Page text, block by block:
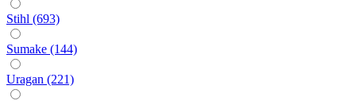
Stihl (693)
Sumake (144)
Uragan (221)